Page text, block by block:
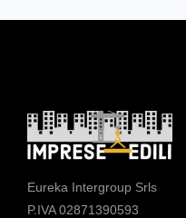
Eureka Intergroup Srls
P.IVA 02871390593